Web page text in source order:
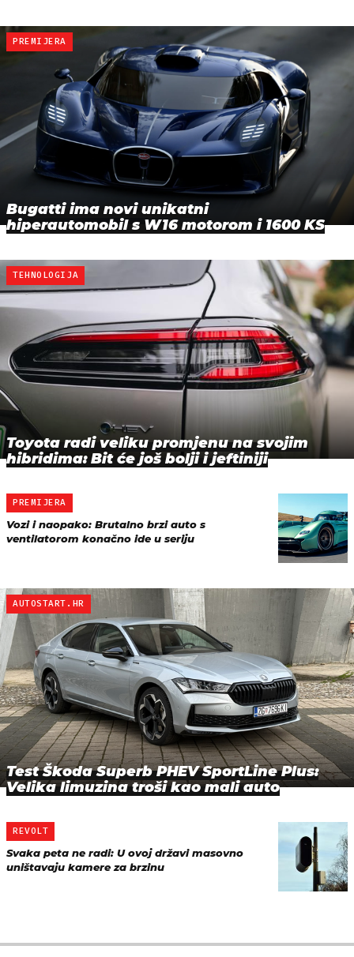
PREMIJERA
Bugatti ima novi unikatni
hiperautomobil s W16 motorom i 1600 KS
TEHNOLOGIJA
Toyota radi veliku promjenu na svojim
hibridima: Bit će još bolji i jeftiniji
PREMIJERA
Vozi i naopako: Brutalno brzi auto s
ventilatorom konačno ide u seriju
AUTOSTART.HR
Test Škoda Superb PHEV SportLine Plus:
Velika limuzina troši kao mali auto
REVOLT
Svaka peta ne radi: U ovoj državi masovno
uništavaju kamere za brzinu